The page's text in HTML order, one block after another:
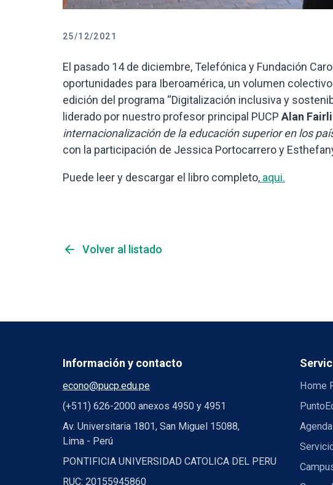
25/12/2021
El pasado 14 de diciembre, Telefónica y Fundación
oportunidades para Iberoamérica, un volumen
edición del programa “Digitalización inclusiva y
liderado por nuestro profesor principal PUCP Alan
internacionalización de la educación superior en los
con la participación de Jessica Portocarrero y
Puede leer y descargar el libro completo, aqui.
arrow_back Volver al listado
Información y contacto
econo@pucp.edu.pe
(+511) 626-2000 anexos 4950 y 4951
Av. Universitaria 1801, San Miguel 15088,
Lima - Perú
PONTIFICIA UNIVERSIDAD CATOLICA DEL PERU
RUC: 20155945860
Home